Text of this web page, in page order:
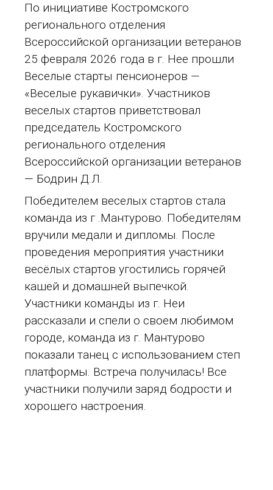
По инициативе Костромского
регионального отделения
Всероссийской организации ветеранов
25 февраля 2026 года в г. Нее прошли
Веселые старты пенсионеров —
«Веселые рукавички». Участников
веселых стартов приветствовал
председатель Костромского
регионального отделения
Всероссийской организации ветеранов
— Бодрин Д.Л.
Победителем веселых стартов стала
команда из г .Мантурово. Победителям
вручили медали и дипломы. После
проведения мероприятия участники
весёлых стартов угостились горячей
кашей и домашней выпечкой.
Участники команды из г. Неи
рассказали и спели о своем любимом
городе, команда из г. Мантурово
показали танец с использованием степ
платформы. Встреча получилась! Все
участники получили заряд бодрости и
хорошего настроения.